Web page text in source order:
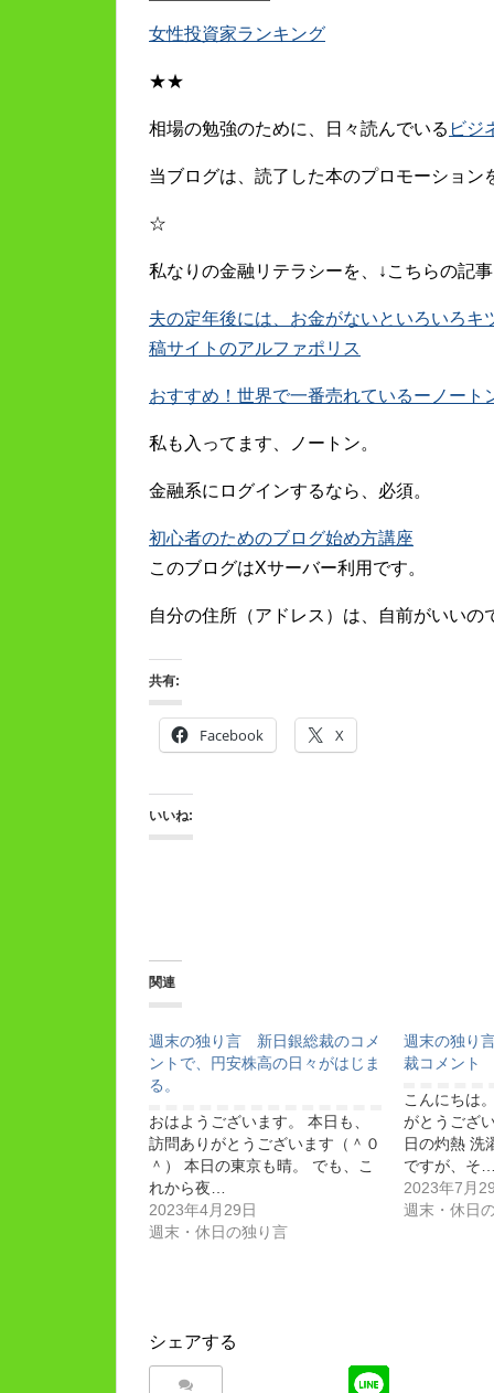
女性投資家ランキング
★★
相場の勉強のために、日々読んでいる ビジ
当ブログは、読了した本のプロモーション
☆
私なりの金融リテラシーを、↓こちらの記
夫の定年後には、お金がないといろいろ
稿サイトのアルファポリス
おすすめ！世界で一番売れているーノート
私も入ってます、ノートン。
金融系にログインするなら、必須。
初心者のためのブログ始め方講座
このブログはXサーバー利用です。
自分の住所（アドレス）は、自前がいいの
共有:
Facebook X
いいね:
関連
週末の独り言 新日銀総裁のコメ
ントで、円安株高の日々がはじま
る。
おはようございます。 本日も、
訪問ありがとうございます（＾０
＾） 本日の東京も晴。 でも、こ
れから夜…
2023年4月29日
週末・休日の独り言
週末の独り
裁コメント
こんにちは
がとうござ
日の灼熱 洗
ですが、そ
2023年7月
週末・休日
シェアする